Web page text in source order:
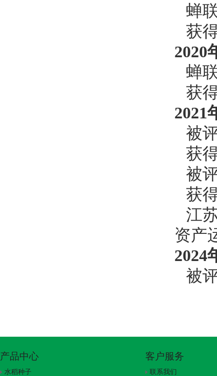
蝉
获
2020
蝉
获
2021
被
获
被
获
江
资产
2024
被
产品中心
水稻种子
客户服务
联系我们